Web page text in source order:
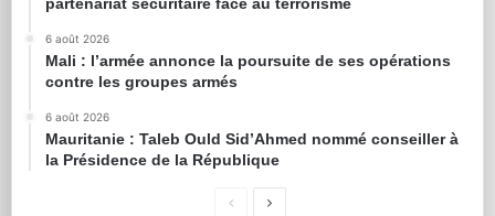
6 août 2026
Mali : l’armée annonce la poursuite de ses opérations
contre les groupes armés
6 août 2026
Mauritanie : Taleb Ould Sid’Ahmed nommé conseiller à
la Présidence de la République